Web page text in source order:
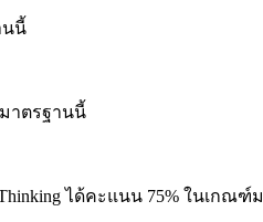
นนี้
าตรฐานนี้
ได้คะแนน 75% ในเกณฑ์